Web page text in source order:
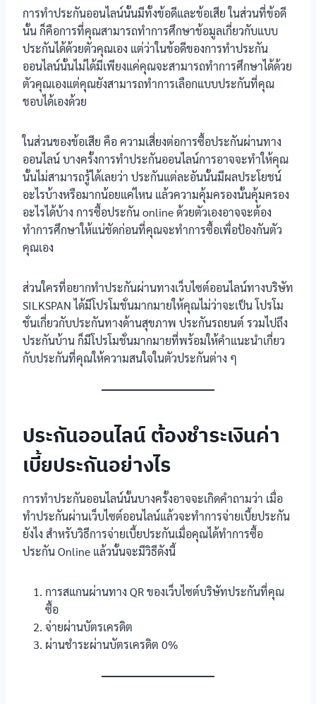
การทำประกันออนไลน์นั้นมีทั้งข้อดีและข้อเสีย ในส่วนที่ข้อดี
นั้น ก็คือการที่คุณสามารถทำการศึกษาข้อมูลเกี่ยวกับแบบ
ประกันได้ด้วยตัวคุณเอง แต่ว่าในข้อดีของการทำประกัน
ออนไลน์นั้นไม่ได้มีเพียงแค่คุณจะสามารถทำการศึกษาได้ด้วย
ตัวคุณเองแต่คุณยังสามารถทำการเลือกแบบประกันที่คุณ
ชอบได้เองด้วย
ในส่วนของข้อเสีย คือ ความเสี่ยงต่อการซื้อประกันผ่านทาง
ออนไลน์ บางครั้งการทำประกันออนไลน์การอาจจะทำให้คุณ
นั้นไม่สามารถรู้ได้เลยว่า ประกันแต่ละอันนั้นมีผลประโยชน์
อะไรบ้างหรือมากน้อยแค่ไหน แล้วความคุ้มครองนั้นคุ้มครอง
อะไรได้บ้าง การซื้อประกัน online ด้วยตัวเองอาจจะต้อง
ทำการศึกษาให้แน่ชัดก่อนที่คุณจะทำการซื้อเพื่อป้องกันตัว
คุณเอง
ส่วนใครที่อยากทำประกันผ่านทางเว็บไซต์ออนไลน์ทางบริษัท
SILKSPAN ได้มีโปรโมชั่นมากมายให้คุณไม่ว่าจะเป็น โปรโม
ชั่นเกี่ยวกับประกันทางด้านสุขภาพ ประกันรถยนต์ รวมไปถึง
ประกันบ้าน ก็มีโปรโมชั่นมากมายที่พร้อมให้คำแนะนำเกี่ยว
กับประกันที่คุณให้ความสนใจในตัวประกันต่าง ๆ
ประกันออนไลน์ ต้องชำระเงินค่า
เบี้ยประกันอย่างไร
การทำประกันออนไลน์นั้นบางครั้งอาจจะเกิดคำถามว่า เมื่อ
ทำประกันผ่านเว็บไซต์ออนไลน์แล้วจะทำการจ่ายเบี้ยประกัน
ยังไง สำหรับวิธีการจ่ายเบี้ยประกันเมื่อคุณได้ทำการซื้อ
ประกัน Online แล้วนั้นจะมีวิธีดังนี้
การสแกนผ่านทาง QR ของเว็บไซต์บริษัทประกันที่คุณ
ซื้อ
จ่ายผ่านบัตรเครดิต
ผ่านชำระผ่านบัตรเครดิต 0%